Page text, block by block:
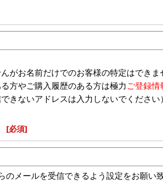
がお名前だけでのお客様の特定はできま
方やご購入履歴のある方は極力 ご登録情
できないアドレスは入力しないでください）
[必須]
のメールを受信できるよう設定をお願い致